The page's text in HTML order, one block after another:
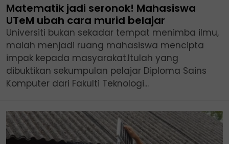
Matematik jadi seronok! Mahasiswa
UTeM ubah cara murid belajar
Universiti bukan sekadar tempat menimba ilmu,
malah menjadi ruang mahasiswa mencipta
impak kepada masyarakat.Itulah yang
dibuktikan sekumpulan pelajar Diploma Sains
Komputer dari Fakulti Teknologi...